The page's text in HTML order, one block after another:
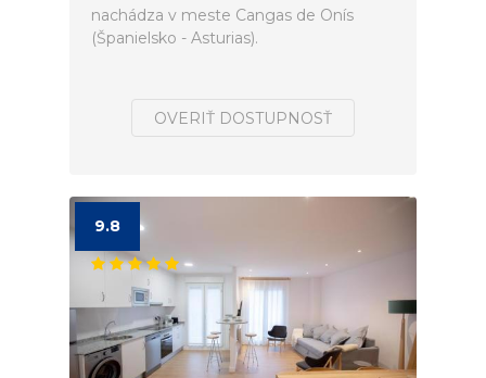
nachádza v meste Cangas de Onís
(Španielsko - Asturias).
OVERIŤ DOSTUPNOSŤ
9.8